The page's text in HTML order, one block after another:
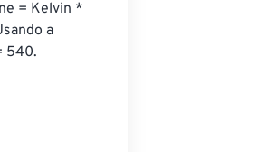
= Kelvin *
a
540.